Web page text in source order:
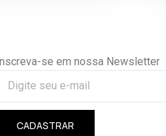
se em nossa Newsletter
CADASTRAR